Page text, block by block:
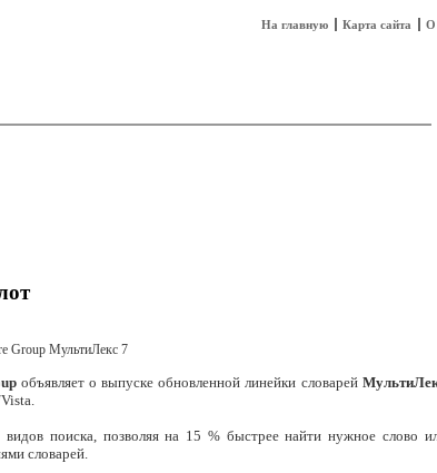
На главную Карта сайта О
объявляет о выпуске обновленной линейки словарей
видов поиска, позволяя на 15 % быстрее найти нужное слово
словарей.